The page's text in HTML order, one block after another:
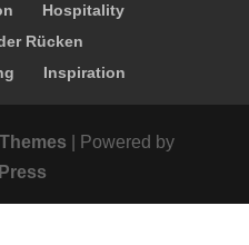
Hospitality
Rücken
Inspiration
| Powered by